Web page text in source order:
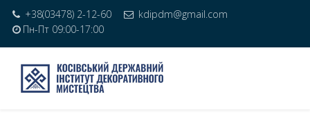
+38(03478) 2-12-60
kdipdm@gmail.com
Пн-Пт 09:00-17:00